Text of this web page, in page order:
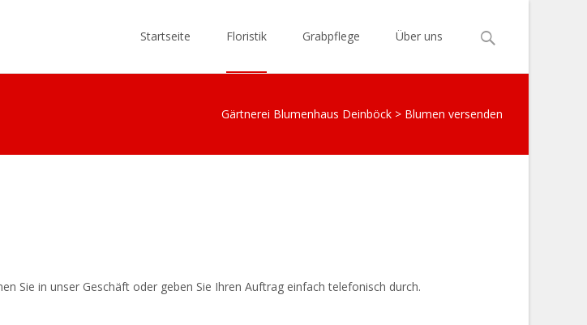
Startseite Floristik Grabpflege Über uns
Search
Gärtnerei Blumenhaus Deinböck > Blumen versenden
Sie in unser Geschäft oder geben Sie Ihren Auftrag einfach telefonisch durch.